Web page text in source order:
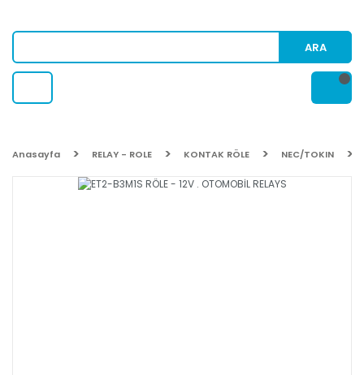
ARA
Anasayfa RELAY - ROLE KONTAK RÖLE NEC/TOKIN